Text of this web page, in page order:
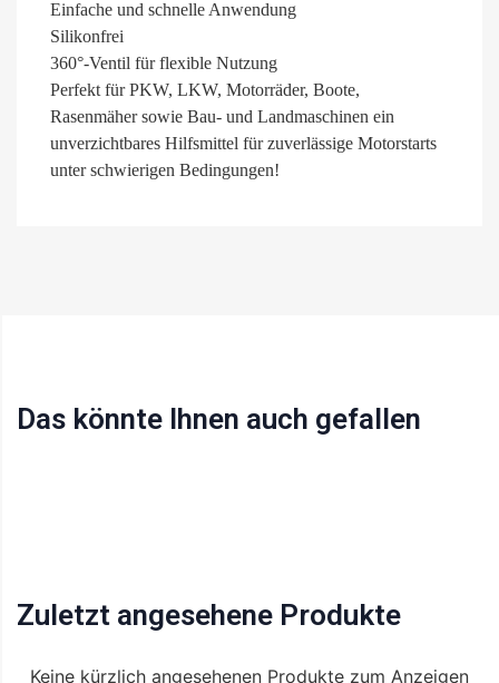
Einfache und schnelle Anwendung
Silikonfrei
360°-Ventil für flexible Nutzung
Perfekt für PKW, LKW, Motorräder, Boote,
Rasenmäher sowie Bau- und Landmaschinen ein
unverzichtbares Hilfsmittel für zuverlässige Motorstarts
unter schwierigen Bedingungen!
Das könnte Ihnen auch gefallen
Zuletzt angesehene Produkte
Keine kürzlich angesehenen Produkte zum Anzeigen